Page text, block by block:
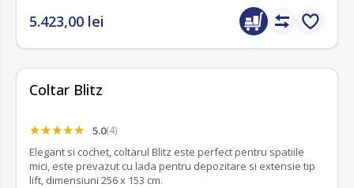
5.423,00 lei
Coltar Blitz
5.0(4)
Elegant si cochet, coltarul Blitz este perfect pentru spatiile
mici, este prevazut cu lada pentru depozitare si extensie tip
lift, dimensiuni 256 x 153 cm.